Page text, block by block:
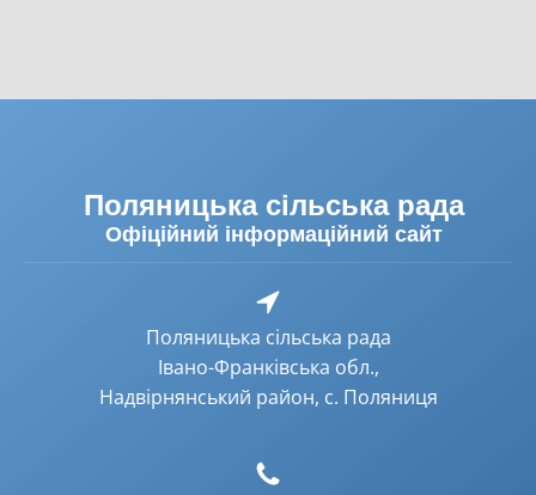
Поляницька сільська рада
Офіційний інформаційний сайт
Поляницька сільська рада
Івано-Франківська обл.,
Надвірнянський район, с. Поляниця